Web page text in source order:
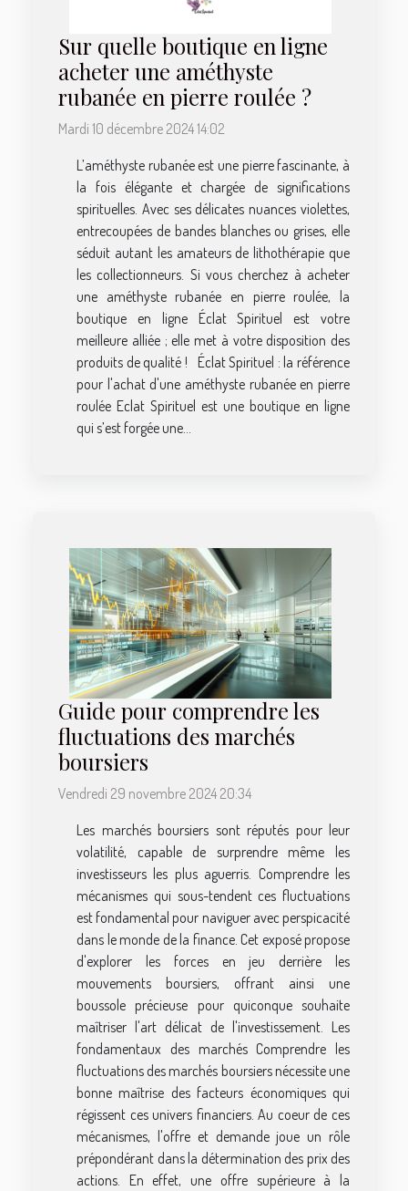
Sur quelle boutique en ligne
acheter une améthyste
rubanée en pierre roulée ?
Mardi 10 décembre 2024 14:02
L’améthyste rubanée est une pierre fascinante, à
la fois élégante et chargée de significations
spirituelles. Avec ses délicates nuances violettes,
entrecoupées de bandes blanches ou grises, elle
séduit autant les amateurs de lithothérapie que
les collectionneurs. Si vous cherchez à acheter
une améthyste rubanée en pierre roulée, la
boutique en ligne Éclat Spirituel est votre
meilleure alliée ; elle met à votre disposition des
produits de qualité ! Éclat Spirituel : la référence
pour l'achat d'une améthyste rubanée en pierre
roulée Eclat Spirituel est une boutique en ligne
qui s’est forgée une...
Guide pour comprendre les
fluctuations des marchés
boursiers
Vendredi 29 novembre 2024 20:34
Les marchés boursiers sont réputés pour leur
volatilité, capable de surprendre même les
investisseurs les plus aguerris. Comprendre les
mécanismes qui sous-tendent ces fluctuations
est fondamental pour naviguer avec perspicacité
dans le monde de la finance. Cet exposé propose
d'explorer les forces en jeu derrière les
mouvements boursiers, offrant ainsi une
boussole précieuse pour quiconque souhaite
maîtriser l'art délicat de l'investissement. Les
fondamentaux des marchés Comprendre les
fluctuations des marchés boursiers nécessite une
bonne maîtrise des facteurs économiques qui
régissent ces univers financiers. Au coeur de ces
mécanismes, l'offre et demande joue un rôle
prépondérant dans la détermination des prix des
actions. En effet, une offre supérieure à la